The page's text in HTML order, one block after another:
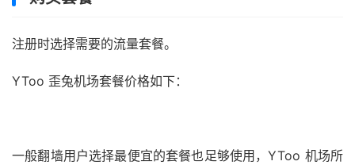
注册时选择需要的流量套餐。
YToo 歪兔机场套餐价格如下：
一般翻墙用户选择最便宜的套餐也足够使用，YToo 机场所